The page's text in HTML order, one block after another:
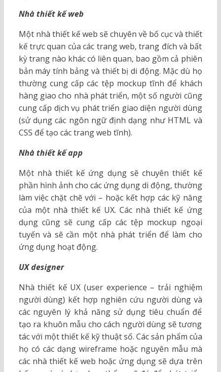
Nhà thiết kế web
Một nhà thiết kế web sẽ chuyên về bố cục và thiết
kế trực quan của các trang web, trang đích và bất
kỳ trang nào khác có liên quan, bao gồm cả phiên
bản máy tính bảng và thiết bị di động. Mặc dù họ
thường cung cấp các tệp mockup tĩnh để khách
hàng giao cho nhà phát triển, một số người cũng
cung cấp dịch vụ phát triển giao diện người dùng
(sử dụng các ngôn ngữ định dạng như HTML và
CSS để tạo các trang web tĩnh).
Nhà thiết kế app
Một nhà thiết kế ứng dụng sẽ chuyên thiết kế
phần hình ảnh cho các ứng dụng di động, thường
làm việc chặt chẽ với – hoặc kết hợp các kỹ năng
của một nhà thiết kế UX. Các nhà thiết kế ứng
dụng cũng sẽ cung cấp các tệp mockup ngoại
tuyến và sẽ cần một nhà phát triển để làm cho
ứng dụng hoạt động.
UX designer
Nhà thiết kế UX (user experience – trải nghiệm
người dùng) kết hợp nghiên cứu người dùng và
các nguyên lý khả năng sử dụng tiêu chuẩn để
tạo ra khuôn mẫu cho cách người dùng sẽ tương
tác với một thiết kế kỹ thuật số. Các sản phẩm của
họ có các dạng wireframe hoặc nguyên mẫu mà
các nhà thiết kế web hoặc ứng dụng sẽ dựa trên